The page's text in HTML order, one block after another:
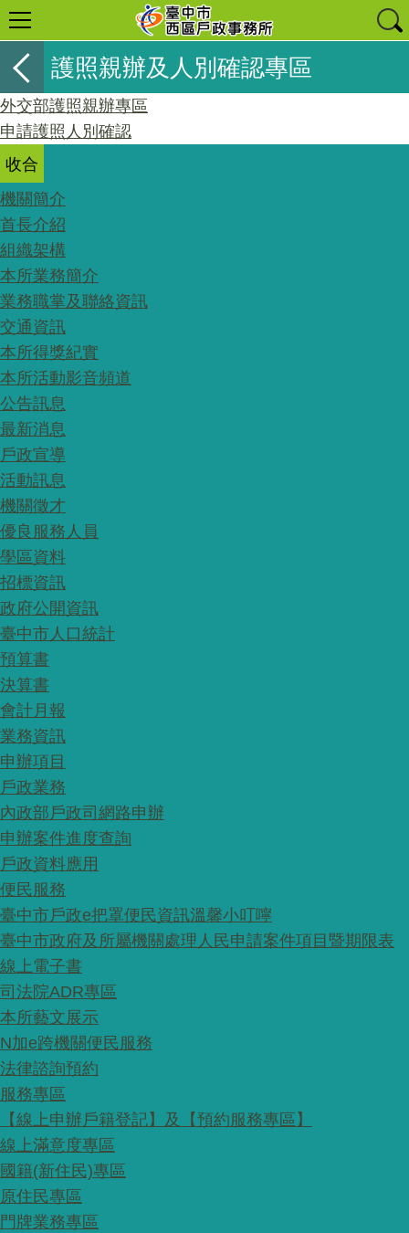
護照親辦及人別確認專區
外交部護照親辦專區
申請護照人別確認
收合
機關簡介
首長介紹
組織架構
本所業務簡介
業務職掌及聯絡資訊
交通資訊
本所得獎紀實
本所活動影音頻道
公告訊息
最新消息
戶政宣導
活動訊息
機關徵才
優良服務人員
學區資料
招標資訊
政府公開資訊
臺中市人口統計
預算書
決算書
會計月報
業務資訊
申辦項目
戶政業務
內政部戶政司網路申辦
申辦案件進度查詢
戶政資料應用
便民服務
臺中市戶政e把罩便民資訊溫馨小叮嚀
臺中市政府及所屬機關處理人民申請案件項目暨期限表
線上電子書
司法院ADR專區
本所藝文展示
N加e跨機關便民服務
法律諮詢預約
服務專區
【線上申辦戶籍登記】及【預約服務專區】
線上滿意度專區
國籍(新住民)專區
原住民專區
門牌業務專區